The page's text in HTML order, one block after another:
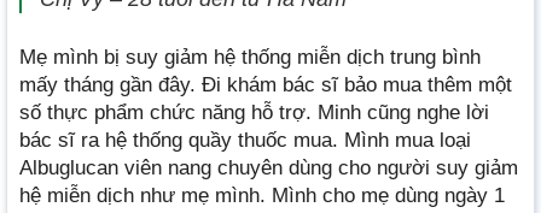
Mẹ mình bị suy giảm hệ thống miễn dịch trung bình
mấy tháng gần đây. Đi khám bác sĩ bảo mua thêm một
số thực phẩm chức năng hỗ trợ. Minh cũng nghe lời
bác sĩ ra hệ thống quầy thuốc mua. Mình mua loại
Albuglucan viên nang chuyên dùng cho người suy giảm
hệ miễn dịch như mẹ mình. Mình cho mẹ dùng ngày 1